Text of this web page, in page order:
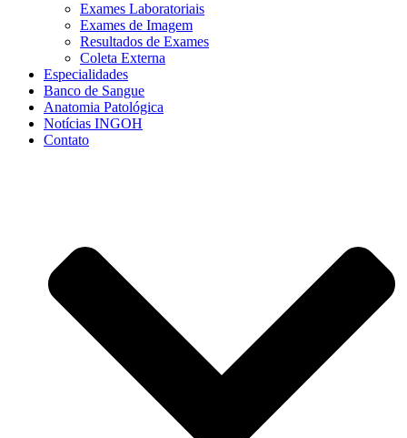
Exames Laboratoriais
Exames de Imagem
Resultados de Exames
Coleta Externa
Especialidades
Banco de Sangue
Anatomia Patológica
Notícias INGOH
Contato